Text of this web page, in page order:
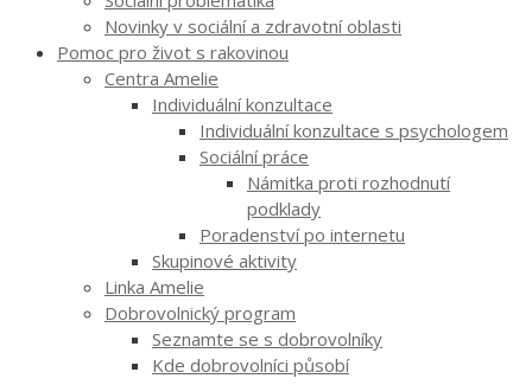
Novinky v sociální a zdravotní oblasti
Pomoc pro život s rakovinou
Centra Amelie
Individuální konzultace
Individuální konzultace s psychologem
Sociální práce
Námitka proti rozhodnutí
podklady
Poradenství po internetu
Skupinové aktivity
Linka Amelie
Dobrovolnický program
Seznamte se s dobrovolníky
Kde dobrovolníci působí